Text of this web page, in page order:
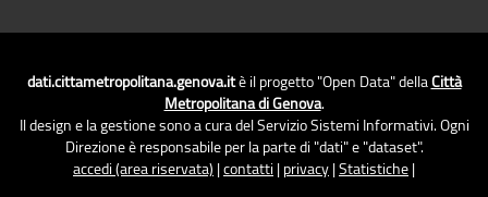
dati.cittametropolitana.genova.itè il progetto "Open Data" della Città
Metropolitana di Genova.
Il design e la gestione sono a cura del Servizio Sistemi Informativi. Ogni
Direzione è responsabile per la parte di "dati" e "dataset".
accedi (area riservata) |contatti | privacy |Statistiche |